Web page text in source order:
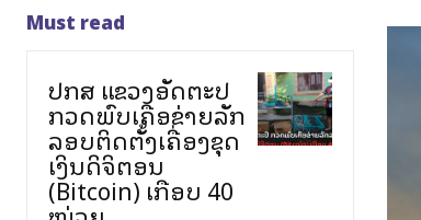
Must read
ປກສ ແຂວງອັດຕະປື
ກວດພົບເຄືອຂ່າຍລັກ
ລອບຕິດຕັ້ງເຄື່ອງຂຸດ
ເງິນດິຈິຕອນ
(Bitcoin) ເກືອບ 40